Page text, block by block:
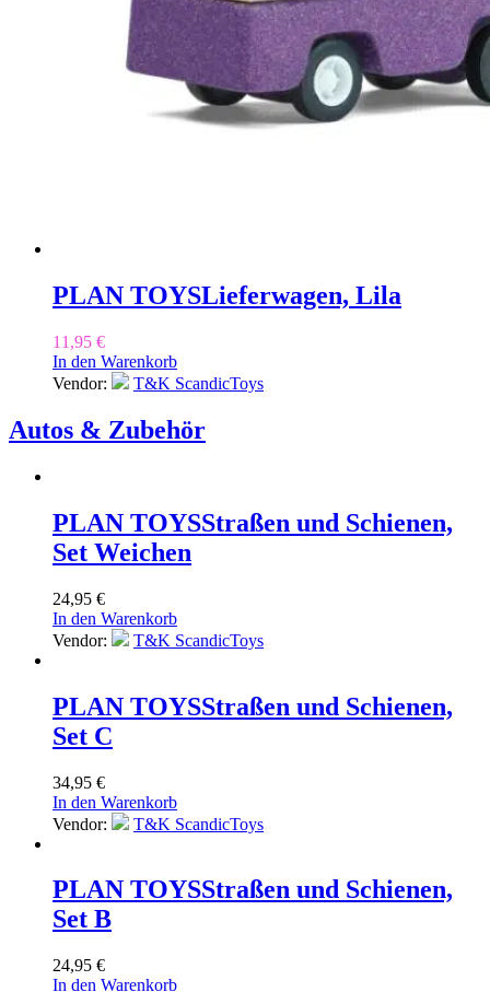
PLAN TOYSLieferwagen, Lila
11,95 €
In den Warenkorb
Vendor:
T&K ScandicToys
Autos & Zubehör
PLAN TOYSStraßen und Schienen,
Set Weichen
24,95 €
In den Warenkorb
Vendor:
T&K ScandicToys
PLAN TOYSStraßen und Schienen,
Set C
34,95 €
In den Warenkorb
Vendor:
T&K ScandicToys
PLAN TOYSStraßen und Schienen,
Set B
24,95 €
In den Warenkorb